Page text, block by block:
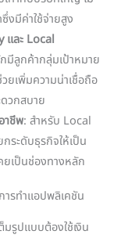
งมีค่าใช้จ่ายสูง
และ Local
มีลูกค้ากลุ่มเป้าหมาย
ยเพิ่มความน่าเชื่อถือ
วกสบาย
าชีพ: สำหรับ Local
ระดับธุรกิจให้เป็น
ยเป็นช่องทางหลัก
รทำแอปพลิเคชัน
รูปแบบต้องใช้เงิน